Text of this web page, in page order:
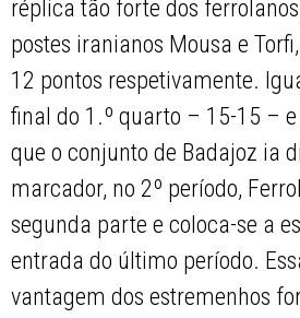
réplica tão forte dos
postes iranianos Mousa e
12 pontos respetivamente.
final do 1.º quarto – 15-15 –
que o conjunto de Badajoz ia
marcador, no 2º período,
segunda parte e coloca-se a
entrada do último período.
vantagem dos estremenhos